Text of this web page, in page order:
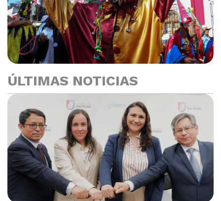
ÚLTIMAS NOTICIAS